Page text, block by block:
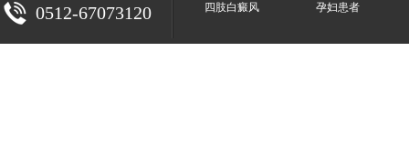
0512-67073120
四肢白癜风
孕妇患者